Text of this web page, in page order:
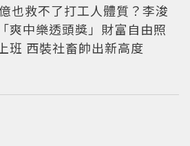
也救不了打工人體質？李浚
爽中樂透頭獎」財富自由照
班 西裝社畜帥出新高度